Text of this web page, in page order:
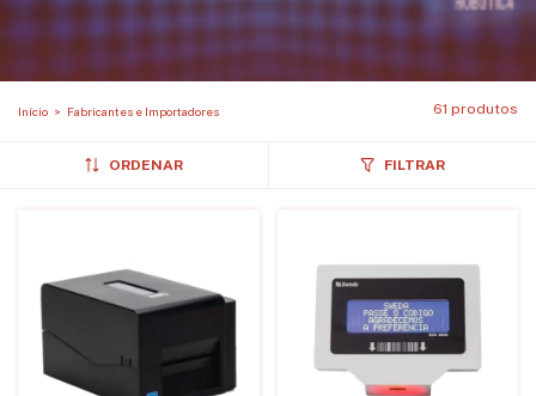
Início > Fabricantes e Importadores 61 produtos
ORDENAR FILTRAR